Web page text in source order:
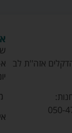
אזה''ת לב
050-
א-ה
יום